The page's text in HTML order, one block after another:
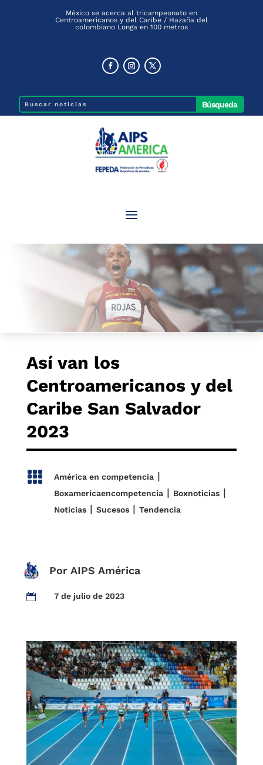
México se acerca al tricampeonato en
Centroamericanos y del Caribe / Hazaña del
colombiano Longa en 100 metros
Así van los
Centroamericanos y del
Caribe San Salvador
2023
 América en competencia|
Boxamericaencompetencia| Boxnoticias|
Noticias| Sucesos| Tendencia
Por AIPS América
 7 de julio de 2023